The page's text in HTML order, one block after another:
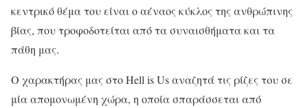
κεντρικό θέμα του είναι ο αέναος κύκλος της ανθρώπινης
βίας, που τροφοδοτείται από τα συναισθήματα και τα
πάθη μας.
Ο χαρακτήρας μας στο Hell is Us αναζητά τις ρίζες του σε
μία απομονωμένη χώρα, η οποία σπαράσσεται από